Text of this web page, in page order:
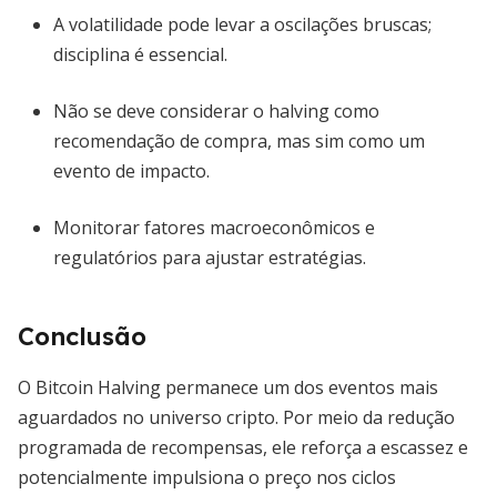
A volatilidade pode levar a oscilações bruscas;
disciplina é essencial.
Não se deve considerar o halving como
recomendação de compra, mas sim como um
evento de impacto.
Monitorar fatores macroeconômicos e
regulatórios para ajustar estratégias.
Conclusão
O Bitcoin Halving permanece um dos eventos mais
aguardados no universo cripto. Por meio da redução
programada de recompensas, ele reforça a escassez e
potencialmente impulsiona o preço nos ciclos